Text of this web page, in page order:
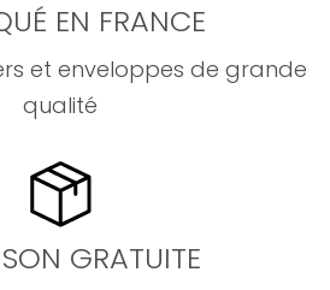
EN FRANCE
et enveloppes de grande
qualité
GRATUITE